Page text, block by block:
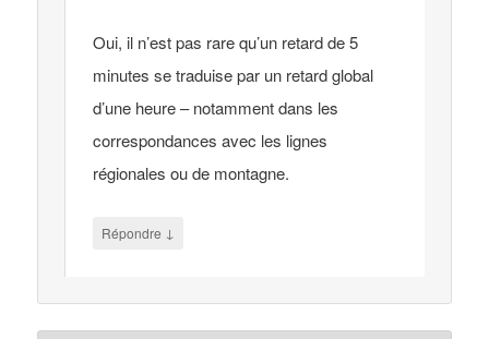
Oui, il n’est pas rare qu’un retard de 5
minutes se traduise par un retard global
d’une heure – notamment dans les
correspondances avec les lignes
régionales ou de montagne.
Répondre ↓